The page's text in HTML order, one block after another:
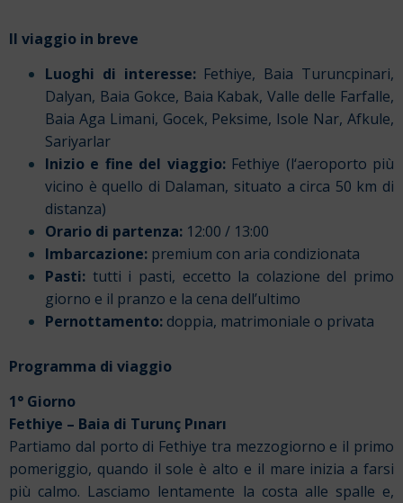
Il viaggio in breve
Luoghi di interesse:Fethiye, Baia Turuncpinari,
Dalyan, Baia Gokce, Baia Kabak, Valle delle Farfalle,
Baia Aga Limani, Gocek, Peksime, Isole Nar, Afkule,
Sariyarlar
Inizio e fine del viaggio: Fethiye (l‘aeroporto più
vicino è quello di Dalaman, situato a circa 50 km di
distanza)
Orario di partenza: 12:00 / 13:00
Imbarcazione: premium con aria condizionata
Pasti: tutti i pasti, eccetto la colazione del primo
giorno e il pranzo e la cena dell’ultimo
Pernottamento: doppia, matrimoniale o privata
Programma di viaggio
1° Giorno
Fethiye – Baia di Turunç Pınarı
Partiamo dal porto di Fethiye tra mezzogiorno e il primo
pomeriggio, quando il sole è alto e il mare inizia a farsi
più calmo. Lasciamo lentamente la costa alle spalle e,